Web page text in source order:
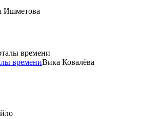
Ишметова
времениВика Ковалёва